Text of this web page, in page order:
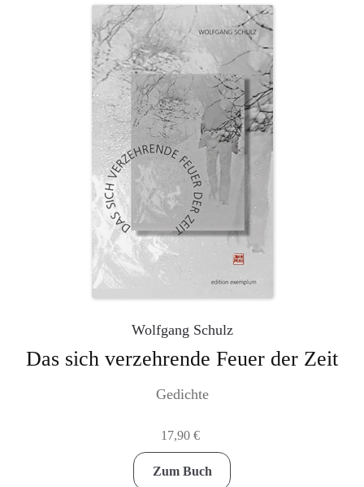
Wolfgang Schulz
Das sich verzehrende Feuer der Zeit
Gedichte
17,90€
Zum Buch